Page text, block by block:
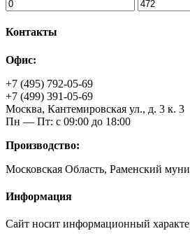
Контакты
Офис:
+7 (495) 792-05-69
+7 (499) 391-05-69
Москва, Кантемировская ул., д. 3 к. 3
Пн — Пт: с 09:00 до 18:00
Производство:
Московская Область, Раменский
Информация
Сайт носит информационный